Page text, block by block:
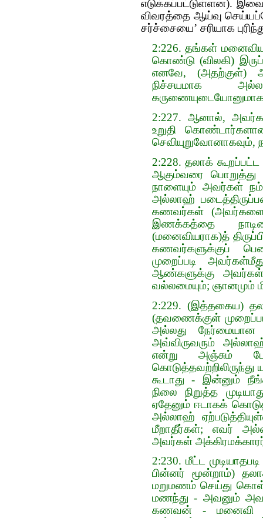
எடுக்கப்பட்டுள்ளன).
விவரத்தை ஆய்வு
சர்ச்சையை’ சரியாக
2:226. தங்கள்
கொண்டு (விலகி)
எனவே, (அதற்குள்)
நிச்சயமாக
2:227. ஆனால்,
உறுதி
செவியுறுவோனாகவும்,
2:228. தலாக்
ஆகும்வரை பொறுத்து
நாளையும் அவர்கள்
அல்லாஹ்
கணவர்கள்
இணக்கத்தை
(மனைவியராக)த்
கணவர்களுக்குப்
முறைப்படி
ஆண்களுக்கு
வல்லமையும்; ஞானமும்
2:229. (இத்தகைய)
(தவணைக்குள்
அல்லது நேர்மையான
அவ்விருவரும்
என்று அஞ்சும்
கூடாது - இன்னும்
நிலை நிறுத்த
ஏதேனும் ஈடாகக்
அல்லாஹ்
மீறாதீர்கள்; எவர்
அவர்கள்
2:230. மீட்ட
பின்னர் மூன்றாம்)
மறுமணம் செய்து
மணந்து - அவனும்
கணவன் - மனைவி